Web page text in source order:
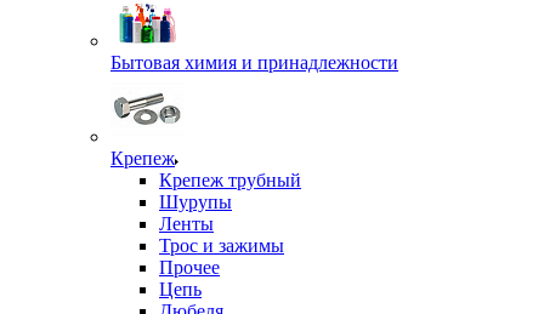
Бытовая химия и принадлежности
Крепеж
Крепеж трубный
Шурупы
Ленты
Трос и зажимы
Прочее
Цепь